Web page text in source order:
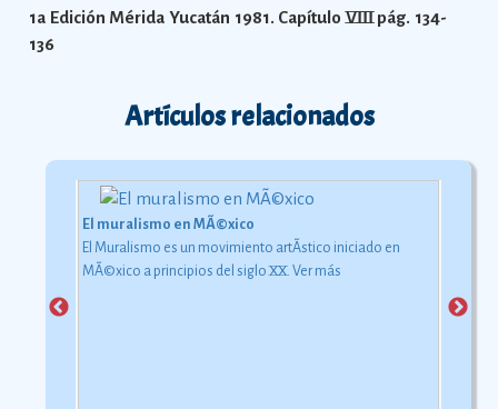
1a Edición Mérida Yucatán 1981. Capítulo VIII pág. 134-
136
Artículos relacionados
El muralismo en MÃ©xico
El Muralismo es un movimiento artÃ­stico iniciado en
MÃ©xico a principios del siglo XX. Ver más